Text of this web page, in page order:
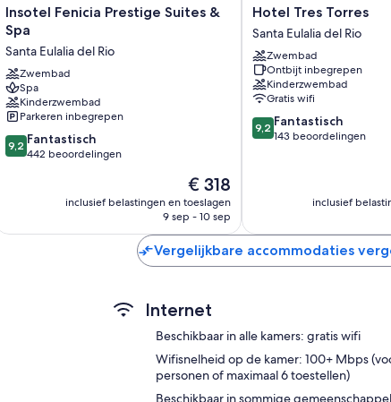
daarnaast voordelen zoals luxe beddengoed en
Kinderstoelen en gratis baby-/kinderbedjes
Badkamers met regendouches en gratis
Flatscreentelevisies van 42 inch met
(kleding)kasten, aparte zitruimtes en aparte
Insotel
Fenicia
Prestige
Suites
&
Spa
Santa
Eulalia
del
Rio
Insotel Fenicia Prestige Suites &
Spa
Santa Eulalia del Rio
Zwembad
Spa
Kinderzwembad
Parkeren inbegrepen
9.2
van
9,2 Fantastisch
442 beoordelingen
De
prijs
is
€ 318
inclusief belastingen en toeslagen
9 sep - 10 sep
Hotel
Tres
Torres
Santa
Eulalia
del
Rio
Hotel Tres Torres
Santa Eulalia del Rio
Zwembad
Ontbijt inbegrepen
Kinderzwembad
Gratis wifi
9.2
van
beoordelingen
9,2 Fantastisch
143 beoordelingen
inclusief
Vergelijkbare accommodaties
Internet
Beschikbaar in alle kamers: gratis wifi
Wifisnelheid op de kamer: 100+ Mbps
personen of maximaal 6 toestellen)
Beschikbaar in sommige